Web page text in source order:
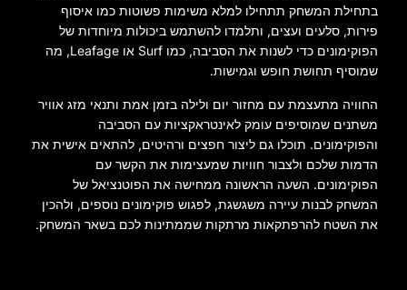
בתחילת המשחק תתחילו למלא משימות פשוטות כמו איסוף
פירות, סלעים ועצים, ותלמדו להשתמש ביכולות מיוחדות של
הפוקימונים כדי לשנות את הסביבה, כמו Surf או Leafage, מה
שמוסיף תחושת חופש וגמישות.
החוויה מתעצמת עם מחזור יום ולילה בזמן אמת ותנאי מזג אוויר
משתנים שמוסיפים עומק לאינטראקציות עם הסביבה
והפוקימונים. תוכלו גם ליצור חפצים ורהיטים, להתאים אישית את
הדמות שלכם ולצבור חוויות שמעצימות את הקשר עם
הפוקימונים. השעה הראשונה ממחישה את הפוטנציאל של
המשחק לבנות עיירה משגשגת, לפגוש פוקימונים נוספים, ולהכין
את השטח להרפתקאות מרתקות שממתינות לכם בשאר המשחק.